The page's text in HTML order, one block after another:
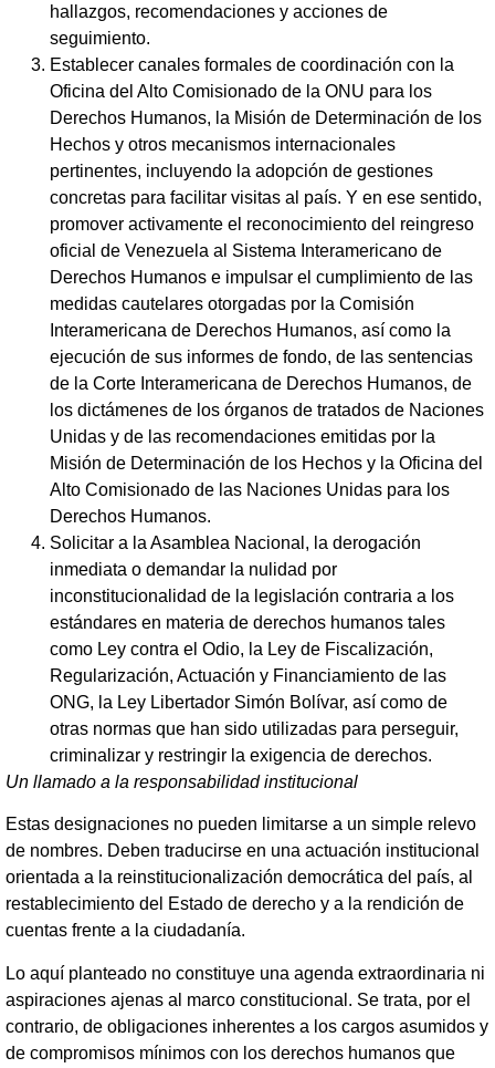
hallazgos, recomendaciones y acciones de
seguimiento.
Establecer canales formales de coordinación con la
Oficina del Alto Comisionado de la ONU para los
Derechos Humanos, la Misión de Determinación de los
Hechos y otros mecanismos internacionales
pertinentes, incluyendo la adopción de gestiones
concretas para facilitar visitas al país. Y en ese sentido,
promover activamente el reconocimiento del reingreso
oficial de Venezuela al Sistema Interamericano de
Derechos Humanos e impulsar el cumplimiento de las
medidas cautelares otorgadas por la Comisión
Interamericana de Derechos Humanos, así como la
ejecución de sus informes de fondo, de las sentencias
de la Corte Interamericana de Derechos Humanos, de
los dictámenes de los órganos de tratados de Naciones
Unidas y de las recomendaciones emitidas por la
Misión de Determinación de los Hechos y la Oficina del
Alto Comisionado de las Naciones Unidas para los
Derechos Humanos.
Solicitar a la Asamblea Nacional, la derogación
inmediata o demandar la nulidad por
inconstitucionalidad de la legislación contraria a los
estándares en materia de derechos humanos tales
como Ley contra el Odio, la Ley de Fiscalización,
Regularización, Actuación y Financiamiento de las
ONG, la Ley Libertador Simón Bolívar, así como de
otras normas que han sido utilizadas para perseguir,
criminalizar y restringir la exigencia de derechos.
Un llamado a la responsabilidad institucional
Estas designaciones no pueden limitarse a un simple relevo
de nombres. Deben traducirse en una actuación institucional
orientada a la reinstitucionalización democrática del país, al
restablecimiento del Estado de derecho y a la rendición de
cuentas frente a la ciudadanía.
Lo aquí planteado no constituye una agenda extraordinaria ni
aspiraciones ajenas al marco constitucional. Se trata, por el
contrario, de obligaciones inherentes a los cargos asumidos y
de compromisos mínimos con los derechos humanos que